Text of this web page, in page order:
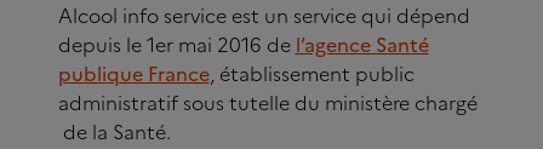
Alcool info service est un service qui dépend
depuis le 1er mai 2016 de l’agence Santé
publique France, établissement public
administratif sous tutelle du ministère chargé
de la Santé.